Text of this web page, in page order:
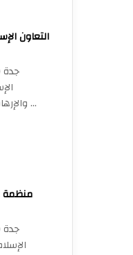
جدة
والإرهاب المتصاعد الذي ترتكبه عصابات المستعمرين…
منظمة
جدة